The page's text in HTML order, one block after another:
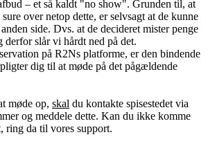
– et så kaldt "no show". Grunden til, at
over netop dette, er selvsagt at de kunne
side. Dvs. at de decideret mister penge
derfor slår vi hårdt ned på det.
på R2Ns platforme, er den bindende
dig til at møde på det pågældende
møde op, skal du kontakte spisestedet via
og meddele dette. Kan du ikke komme
ring da til vores support.